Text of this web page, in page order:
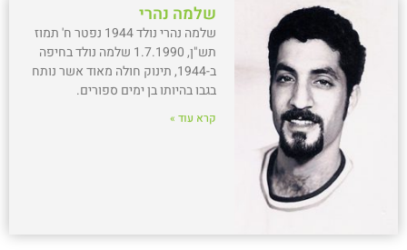
שלמה נהרי
שלמה נהרי נולד 1944 נפטר ח' תמוז
תש"ן, 1.7.1990 שלמה נולד בחיפה
ב-1944, תינוק חולה מאוד אשר נותח
בגבו בהיותו בן ימים ספורים.
קרא עוד »